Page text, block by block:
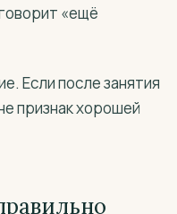
«ещё
Если после занятия
признак хорошей